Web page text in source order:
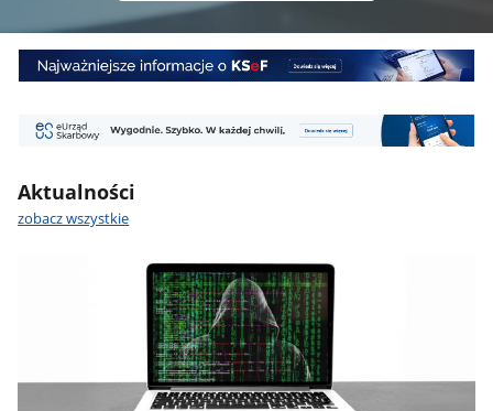
Baner
1
KSEF
Baner
eUS
Aktualności
zobacz wszystkie